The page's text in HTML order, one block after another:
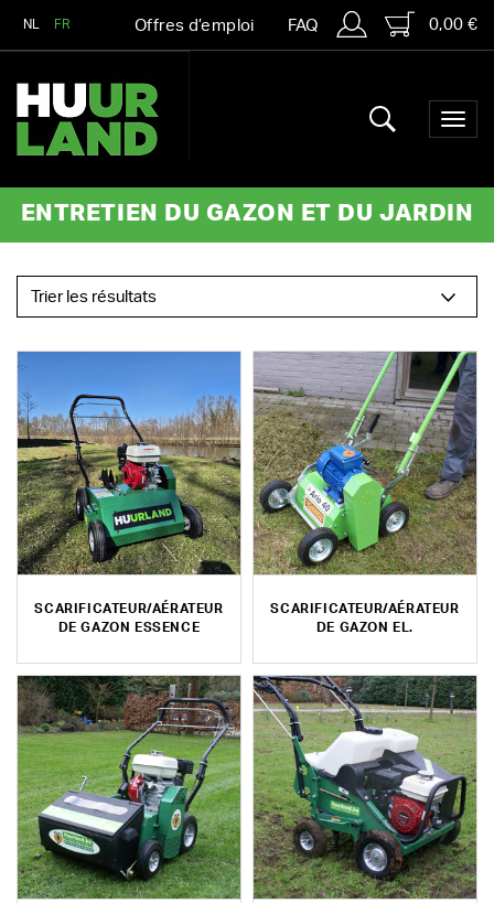
NL FR Offres d’emploi FAQ 0,00 €
ENTRETIEN DU GAZON ET DU JARDIN
SCARIFICATEUR/AÉRATEUR
DE GAZON ESSENCE
SCARIFICATEUR/AÉRATEUR
DE GAZON EL.